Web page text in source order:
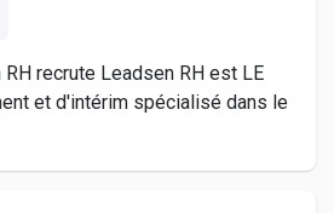
recrute Leadsen RH est LE
et d'intérim spécialisé dans le